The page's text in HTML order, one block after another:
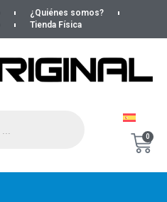
¿Quiénes somos?
Tienda Física
0